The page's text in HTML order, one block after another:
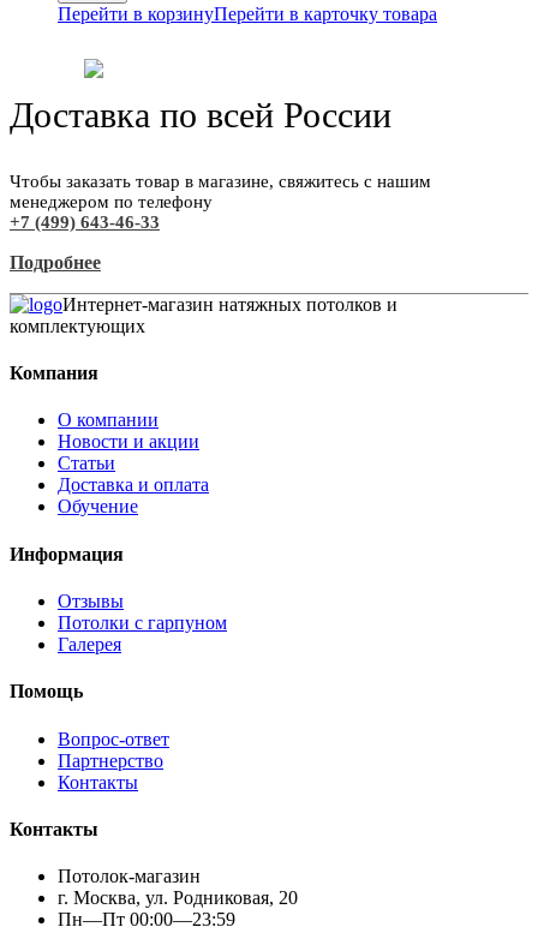
Перейти в корзинуПерейти в карточку товара
Доставка по всей России
Чтобы заказать товар в магазине, свяжитесь с нашим
менеджером по телефону
+7 (499) 643-46-33
Подробнее
Интернет-магазин натяжных потолков и
комплектующих
Компания
О компании
Новости и акции
Статьи
Доставка и оплата
Обучение
Информация
Отзывы
Потолки с гарпуном
Галерея
Помощь
Вопрос-ответ
Партнерство
Контакты
Контакты
Потолок-магазин
г. Москва, ул. Родниковая, 20
Пн—Пт 00:00—23:59